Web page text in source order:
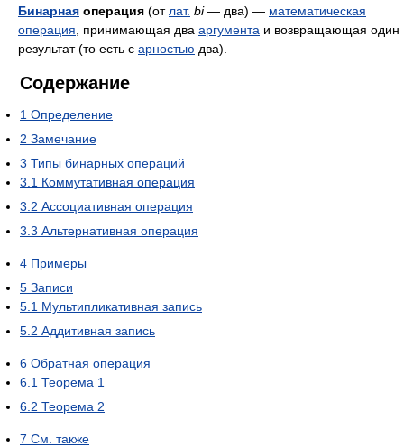
Бинарная операция (от лат. bi— два) — математическая
операция , принимающая два аргумента и возвращающая один
результат (то есть с арностью два).
Содержание
1 Определение
2 Замечание
3 Типы бинарных операций
3.1 Коммутативная операция
3.2 Ассоциативная операция
3.3 Альтернативная операция
4 Примеры
5 Записи
5.1 Мультипликативная запись
5.2 Аддитивная запись
6 Обратная операция
6.1 Теорема 1
6.2 Теорема 2
7 См. также